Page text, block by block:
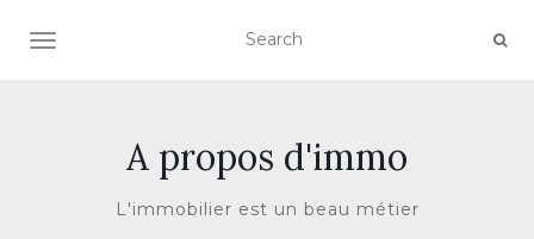
AFFICHER/MASQUER LA NAVIGATION
A propos d'immo
L'immobilier est un beau métier